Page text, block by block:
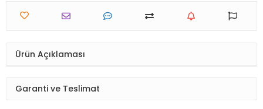
Ürün Açıklaması
Garanti ve Teslimat